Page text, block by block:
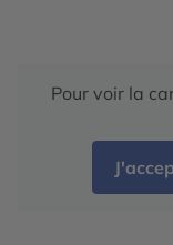
Pour voir la